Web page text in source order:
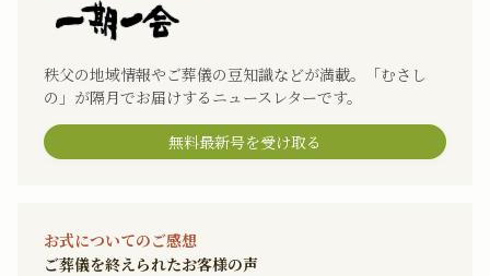
秩父の地域情報やご葬儀の豆知識などが満載。「むさし
の」が隔月でお届けするニュースレターです。
無料最新号を受け取る
お式についてのご感想
ご葬儀を終えられたお客様の声